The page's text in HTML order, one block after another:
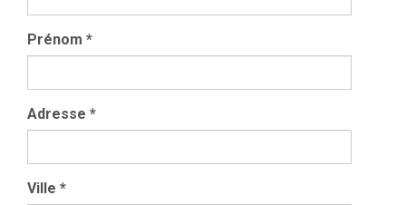
Prénom *
Adresse *
Ville *